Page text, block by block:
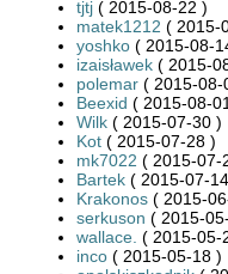
tjtj ( 2015-08-22 )
matek1212 ( 2015-
yoshko ( 2015-08-
izaisławek ( 2015-
polemar ( 2015-08-
Beexid ( 2015-08-
Wilk ( 2015-07-30 )
Kot ( 2015-07-28 )
mk7022 ( 2015-07-
Bartek ( 2015-07-
Krakonos ( 2015-
serkuson ( 2015-
wallace. ( 2015-05-
inco ( 2015-05-18 )